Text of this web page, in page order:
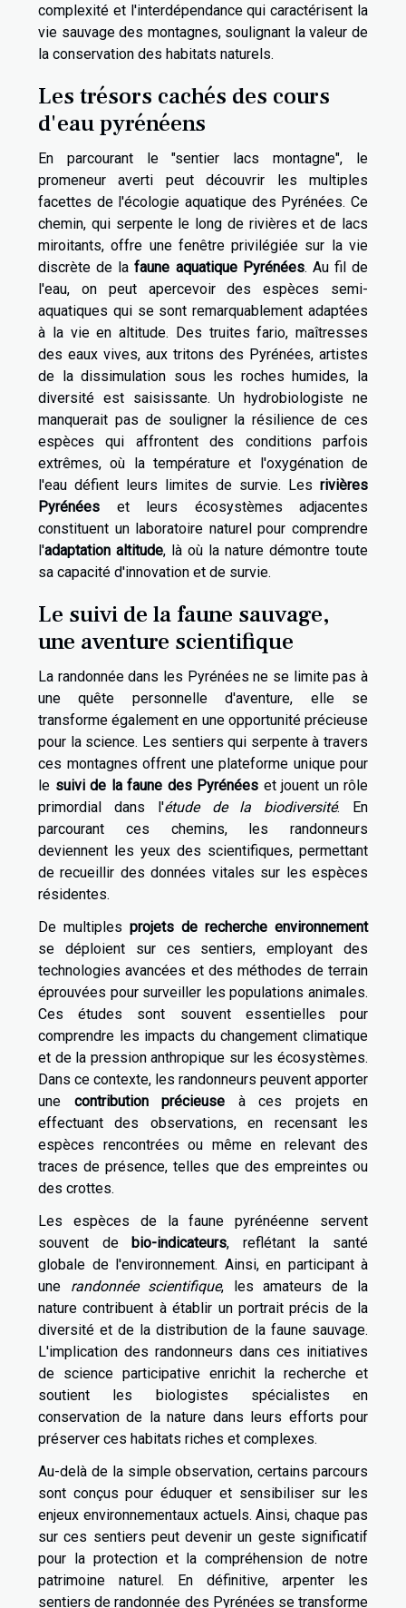
complexité et l'interdépendance qui caractérisent la
vie sauvage des montagnes, soulignant la valeur de
la conservation des habitats naturels.
Les trésors cachés des cours
d'eau pyrénéens
En parcourant le "sentier lacs montagne", le
promeneur averti peut découvrir les multiples
facettes de l'écologie aquatique des Pyrénées. Ce
chemin, qui serpente le long de rivières et de lacs
miroitants, offre une fenêtre privilégiée sur la vie
discrète de lafaune aquatique Pyrénées. Au fil de
l'eau, on peut apercevoir des espèces semi-
aquatiques qui se sont remarquablement adaptées
à la vie en altitude. Des truites fario, maîtresses
des eaux vives, aux tritons des Pyrénées, artistes
de la dissimulation sous les roches humides, la
diversité est saisissante. Un hydrobiologiste ne
manquerait pas de souligner la résilience de ces
espèces qui affrontent des conditions parfois
extrêmes, où la température et l'oxygénation de
l'eau défient leurs limites de survie. Les rivières
Pyrénées et leurs écosystèmes adjacentes
constituent un laboratoire naturel pour comprendre
l'adaptation altitude, là où la nature démontre toute
sa capacité d'innovation et de survie.
Le suivi de la faune sauvage,
une aventure scientifique
La randonnée dans les Pyrénées ne se limite pas à
une quête personnelle d'aventure, elle se
transforme également en une opportunité précieuse
pour la science. Les sentiers qui serpente à travers
ces montagnes offrent une plateforme unique pour
le suivi de la faune des Pyrénées et jouent un rôle
primordial dans l'étude de la biodiversité. En
parcourant ces chemins, les randonneurs
deviennent les yeux des scientifiques, permettant
de recueillir des données vitales sur les espèces
résidentes.
De multiples projets de recherche environnement
se déploient sur ces sentiers, employant des
technologies avancées et des méthodes de terrain
éprouvées pour surveiller les populations animales.
Ces études sont souvent essentielles pour
comprendre les impacts du changement climatique
et de la pression anthropique sur les écosystèmes.
Dans ce contexte, les randonneurs peuvent apporter
une contribution précieuse à ces projets en
effectuant des observations, en recensant les
espèces rencontrées ou même en relevant des
traces de présence, telles que des empreintes ou
des crottes.
Les espèces de la faune pyrénéenne servent
souvent debio-indicateurs, reflétant la santé
globale de l'environnement. Ainsi, en participant à
une randonnée scientifique, les amateurs de la
nature contribuent à établir un portrait précis de la
diversité et de la distribution de la faune sauvage.
L'implication des randonneurs dans ces initiatives
de science participative enrichit la recherche et
soutient les biologistes spécialistes en
conservation de la nature dans leurs efforts pour
préserver ces habitats riches et complexes.
Au-delà de la simple observation, certains parcours
sont conçus pour éduquer et sensibiliser sur les
enjeux environnementaux actuels. Ainsi, chaque pas
sur ces sentiers peut devenir un geste significatif
pour la protection et la compréhension de notre
patrimoine naturel. En définitive, arpenter les
sentiers de randonnée des Pyrénées se transforme